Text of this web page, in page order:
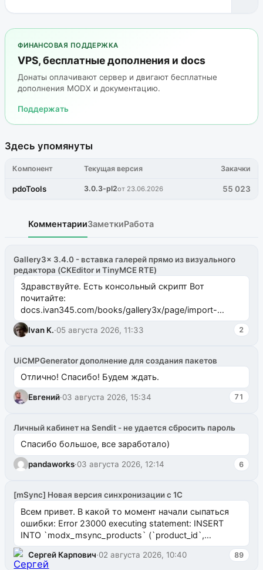
ФИНАНСОВАЯ ПОДДЕРЖКА
VPS, бесплатные дополнения и docs
Донаты оплачивают сервер и двигают бесплатные
дополнения MODX и документацию.
Поддержать
Здесь упомянуты
Компонент Текущая версия Закачки
pdoTools 3.0.3-pl2от 23.06.2026 55 023
КомментарииЗаметкиРабота
Gallery3x 3.4.0 - вставка галерей прямо из визуального
редактора (CKEditor и TinyMCE RTE)
Здравствуйте. Есть консольный скрипт Вот
почитайте:
docs.ivan345.com/books/gallery3x/page/import-
ms2galleryphp
Ivan K.·05 августа 2026, 11:33 2
UiCMPGenerator дополнение для создания пакетов
Отлично! Спасибо! Будем ждать.
Евгений·03 августа 2026, 15:34 71
Личный кабинет на Sendit - не удается сбросить пароль
Спасибо большое, все заработало)
pandaworks·03 августа 2026, 12:14 6
[mSync] Новая версия синхронизации с 1С
Всем привет. В какой то момент начали сыпаться
ошибки: Error 23000 executing statement: INSERT
INTO `modx_msync_products` (`product_id`,
`uuid_1c`) VALUES ...
Сергей Карпович·02 августа 2026, 10:40 89